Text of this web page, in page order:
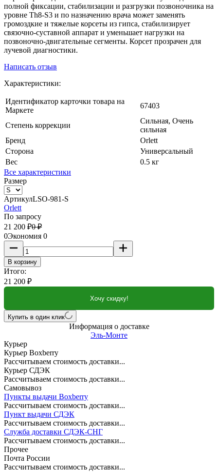
полной фиксации, стабилизации и разгрузки позвоночника на
уровне Th8-S3 и по назначению врача может заменять
громоздкие и тяжелые корсеты из гипса, стабилизирует
связочно-суставной аппарат и уменьшает нагрузки на
позвоночно-двигательные сегменты. Корсет прозрачен для
лучевой диагностики.
Написать отзыв
Характеристики:
Идентификатор карточки товара на
Маркете
67403
Степень коррекции
Сильная, Очень
сильная
Бренд
Orlett
Сторона
Универсальный
Вес
0.5 кг
Все характеристики
Размер
АртикулLSO-981-S
Orlett
По запросу
21 200 ₽0 ₽
0Экономия 0
В корзину
Итого:
21 200 ₽
Хочу скидку!
Купить в один клик
Информация о доставке
Эль-Монте
Курьер
Курьер Boxberry
Рассчитываем стоимость доставки...
Курьер СДЭК
Рассчитываем стоимость доставки...
Самовывоз
Пункты выдачи Boxberry
Рассчитываем стоимость доставки...
Пункт выдачи СДЭК
Рассчитываем стоимость доставки...
Служба доставки СДЭК-СНГ
Рассчитываем стоимость доставки...
Прочее
Почта России
Рассчитываем стоимость доставки...